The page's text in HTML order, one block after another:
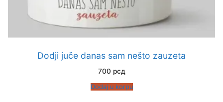
Dodji juče danas sam nešto zauzeta
700 рсд
Dodaj u korpu